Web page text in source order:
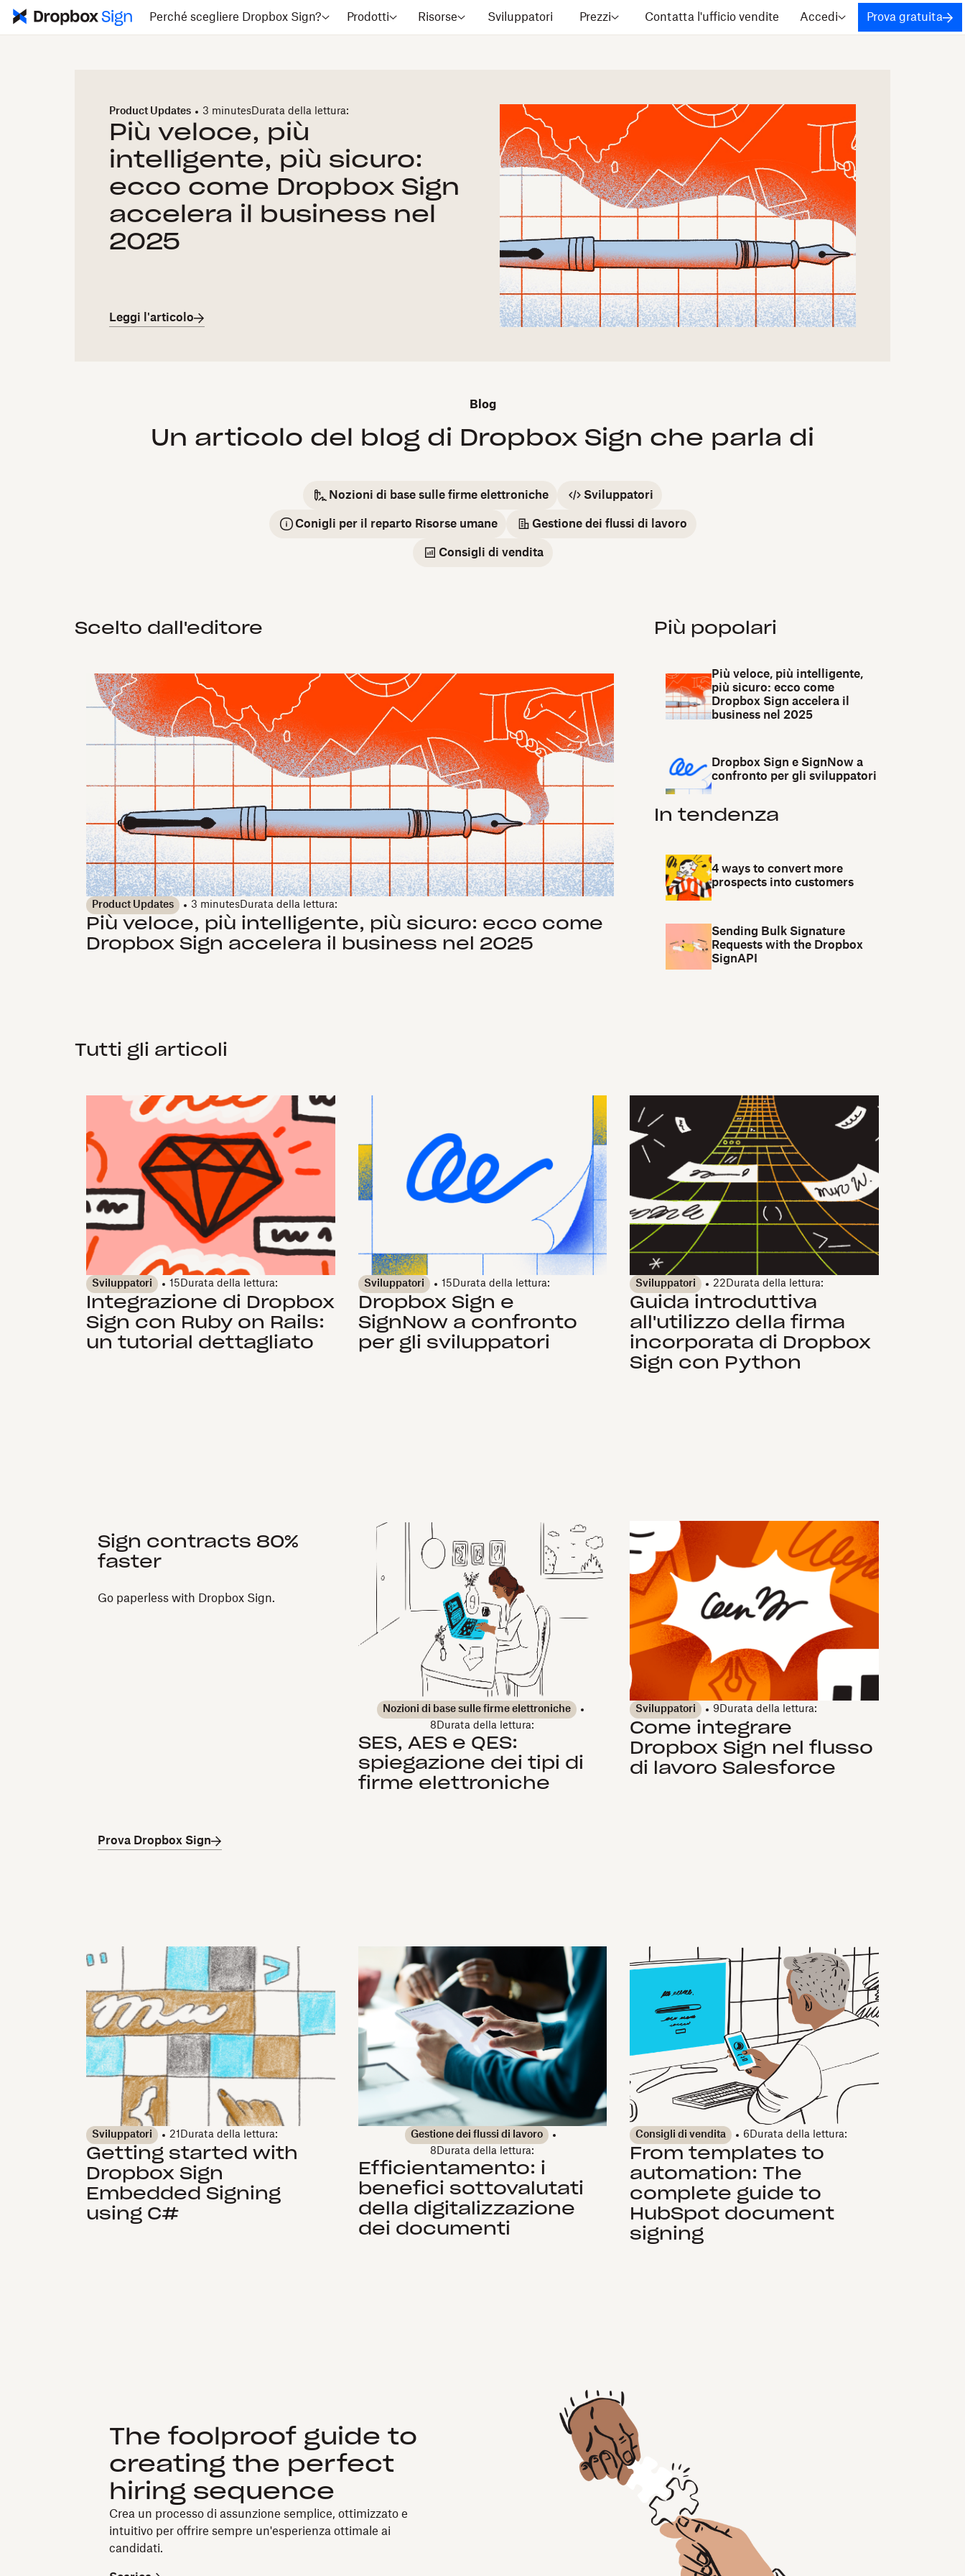
Perché scegliere Dropbox Sign? Prodotti Risorse Sviluppatori Prezzi Contatta l'ufficio vendite Accedi Prova gratuita
Product Updates 3 minutesDurata della lettura:
Più veloce, più
intelligente, più sicuro:
ecco come Dropbox Sign
accelera il business nel
2025
Leggi l'articolo
Blog
Un articolo del blog di Dropbox Sign che parla di
Nozioni di base sulle firme elettroniche Sviluppatori
Conigli per il reparto Risorse umane Gestione dei flussi di lavoro
Consigli di vendita
Scelto dall'editore
Product Updates 3 minutesDurata della lettura:
Più veloce, più intelligente, più sicuro: ecco come
Dropbox Sign accelera il business nel 2025
Più popolari
Più veloce, più intelligente,
più sicuro: ecco come
Dropbox Sign accelera il
business nel 2025
Dropbox Sign e SignNow a
confronto per gli sviluppatori
In tendenza
4 ways to convert more
prospects into customers
Sending Bulk Signature
Requests with the Dropbox
SignAPI
Tutti gli articoli
Sviluppatori 15 Durata della lettura:
Integrazione di Dropbox
Sign con Ruby on Rails:
un tutorial dettagliato
Sviluppatori 15 Durata della lettura:
Dropbox Sign e
SignNow a confronto
per gli sviluppatori
Sviluppatori 22 Durata della lettura:
Guida introduttiva
all'utilizzo della firma
incorporata di Dropbox
Sign con Python
Sign contracts 80%
faster
Go paperless with Dropbox Sign.
Prova Dropbox Sign
Nozioni di base sulle firme elettroniche
8 Durata della lettura:
SES, AES e QES:
spiegazione dei tipi di
firme elettroniche
Sviluppatori 9 Durata della lettura:
Come integrare
Dropbox Sign nel flusso
di lavoro Salesforce
Sviluppatori 21 Durata della lettura:
Getting started with
Dropbox Sign
Embedded Signing
using C#
Gestione dei flussi di lavoro
8 Durata della lettura:
Efficientamento: i
benefici sottovalutati
della digitalizzazione
dei documenti
Consigli di vendita 6 Durata della lettura:
From templates to
automation: The
complete guide to
HubSpot document
signing
The foolproof guide to
creating the perfect
hiring sequence
Crea un processo di assunzione semplice, ottimizzato e
intuitivo per offrire sempre un'esperienza ottimale ai
candidati.